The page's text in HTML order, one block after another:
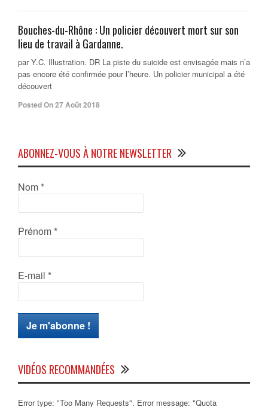
Bouches-du-Rhône : Un policier découvert mort sur son
lieu de travail à Gardanne.
par Y.C. Illustration. DR La piste du suicide est envisagée mais n’a
pas encore été confirmée pour l’heure. Un policier municipal a été
découvert
Posted On 27 Août 2018
ABONNEZ-VOUS À NOTRE NEWSLETTER
Nom *
Prénom *
E-mail *
VIDÉOS RECOMMANDÉES
Error type: "Too Many Requests". Error message: "Quota